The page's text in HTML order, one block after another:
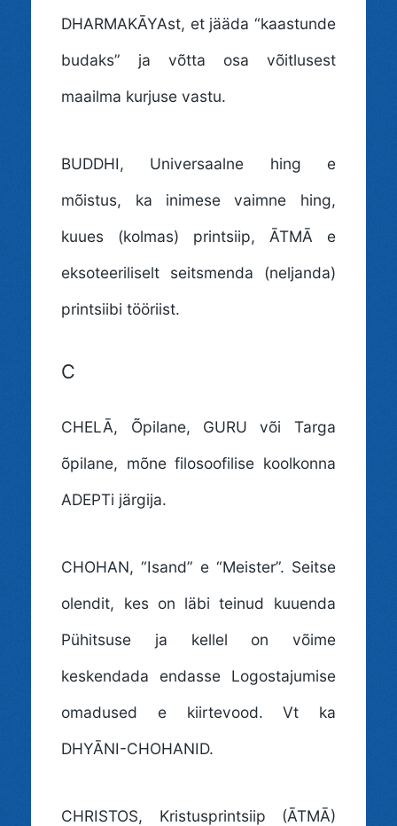
DHARMAKĀYAst, et jääda “kaastunde
budaks” ja võtta osa võitlusest
maailma kurjuse vastu.
BUDDHI, Universaalne hing e
mõistus, ka inimese vaimne hing,
kuues (kolmas) printsiip, ĀTMĀ e
eksoteeriliselt seitsmenda (neljanda)
printsiibi tööriist.
C
CHELĀ, Õpilane, GURU või Targa
õpilane, mõne filosoofilise koolkonna
ADEPTi järgija.
CHOHAN, “Isand” e “Meister”. Seitse
olendit, kes on läbi teinud kuuenda
Pühitsuse ja kellel on võime
keskendada endasse Logostajumise
omadused e kiirtevood. Vt ka
DHYĀNI-CHOHANID.
CHRISTOS, Kristusprintsiip (ĀTMĀ)